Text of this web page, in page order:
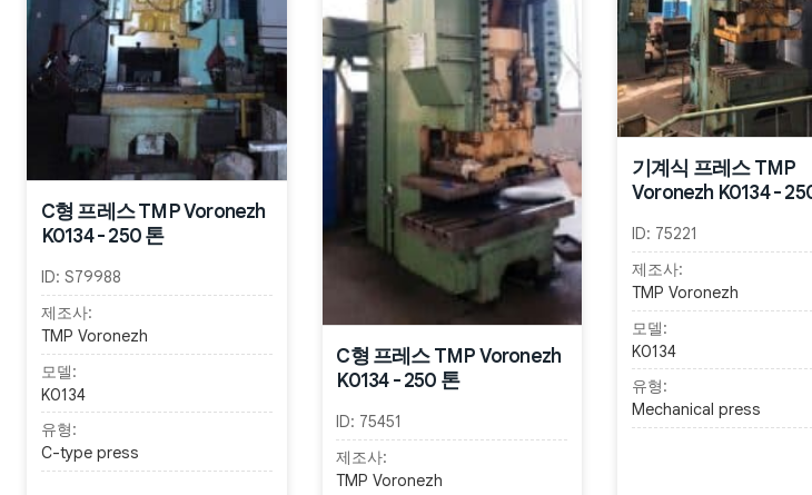
C형 프레스 TMP Voronezh
K0134 - 250 톤
ID: S79988
제조사:
TMP Voronezh
모델:
K0134
유형:
C-type press
C형 프레스 TMP Voronezh
K0134 - 250 톤
ID: 75451
제조사:
TMP Voronezh
기계식 프레스 TMP
Voronezh K0134 -
ID: 75221
제조사:
TMP Voronezh
모델:
K0134
유형:
Mechanical press